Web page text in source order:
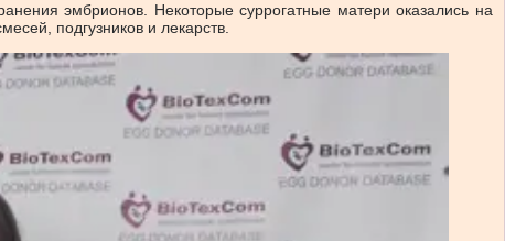
эмбрионов. Некоторые суррогатные матери оказались на
подгузников и лекарств.